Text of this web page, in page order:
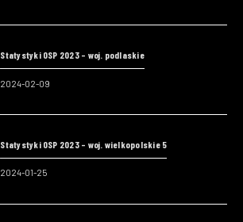
Statystyki OSP 2023 – woj. podlaskie
2024-02-09
Statystyki OSP 2023 – woj. wielkopolskie 5
2024-01-25